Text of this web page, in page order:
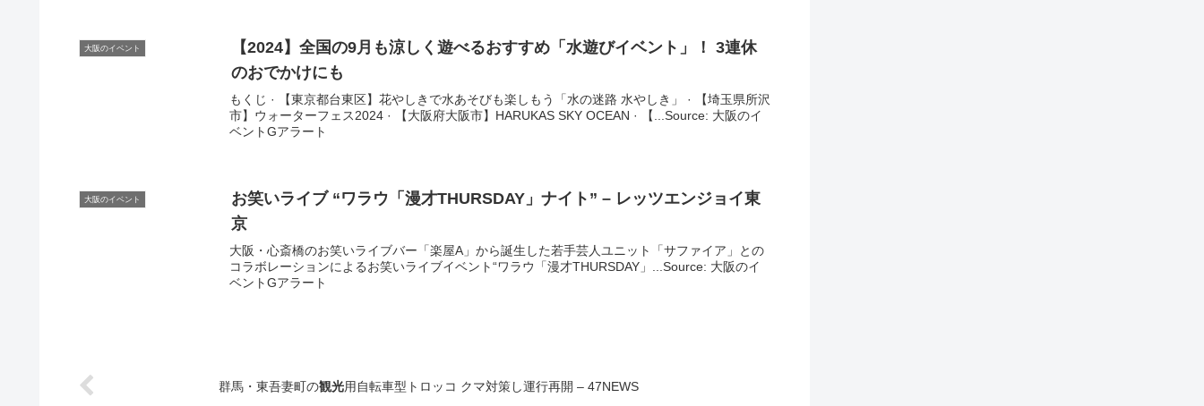
大阪のイベント 【2024】全国の9月も涼しく遊べるおすすめ「水遊びイベント 」！ 3連休
のおでかけにも
もくじ · 【東京都台東区】花やしきで水あそびも楽しもう「水の迷路 水やしき」 · 【埼玉県所沢
市】ウォーターフェス2024 · 【大阪府大阪市】HARUKAS SKY OCEAN · 【...Source: 大阪のイ
ベントGアラート
大阪のイベント
お笑いライブ “ワラウ「漫才THURSDAY」ナイト” – レッツエンジョイ東
京
大阪・心斎橋のお笑いライブバー「楽屋A」から誕生した若手芸人ユニット「サファイア」との
コラボレーションによるお笑いライブイベント“ワラウ「漫才THURSDAY」...Source: 大阪のイ
ベントGアラート
群馬・東吾妻町の観光用自転車型トロッコ クマ対策し運行再開 – 47NEWS